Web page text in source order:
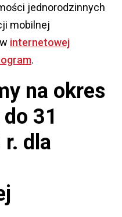
jednorodzinnych
mobilnej
internetowej
.
na okres
31
dla